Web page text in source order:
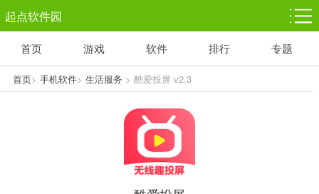
起点软件园
塔防游戏
1千+款游戏
休闲益智
1万+款游戏
体育竞技
5百+款游戏
赛车竞速
3百+款游戏
首页 游戏 软件 排行 专题
首页> 手机软件> 生活服务 > 酷爱投屏 v2.3